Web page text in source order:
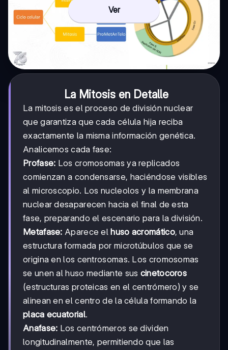
Ver
La Mitosis en Detalle
La mitosis es el proceso de división nuclear
que garantiza que cada célula hija reciba
exactamente la misma información genética.
Analicemos cada fase:
Profase: Los cromosomas ya replicados
comienzan a condensarse, haciéndose visibles
al microscopio. Los nucleolos y la membrana
nuclear desaparecen hacia el final de esta
fase, preparando el escenario para la división.
Metafase: Aparece el huso acromático, una
estructura formada por microtúbulos que se
origina en los centrosomas. Los cromosomas
se unen al huso mediante sus cinetocoros
(estructuras proteicas en el centrómero) y se
alinean en el centro de la célula formando la
placa ecuatorial.
Anafase: Los centrómeros se dividen
longitudinalmente, permitiendo que las